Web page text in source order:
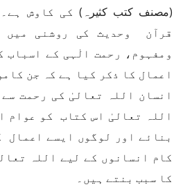
(مصنف کتب کثیرہ) کی کاوش
قرآن وحدیث کی روشنی میں
ومفہوم، رحمت الٰہی کے
اعمال کا ذکر کیا ہے کہ جن
انسان اللہ تعالیٰ کی رحمت
اللہ تعالیٰ اس کتاب کو عوام
بنائے اور لوگوں ایسے
کام انسانوں کے لیے اللہ
کا سبب بنتے ہیں۔